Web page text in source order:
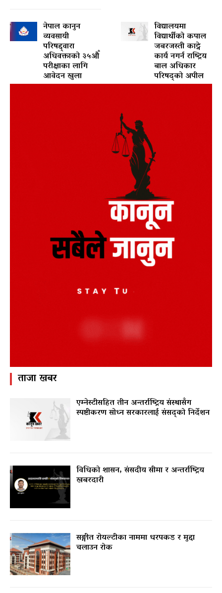
नेपाल कानुन
व्यवसायी
परिषद्द्वारा
अधिवक्ताको ३५औँ
परीक्षाका लागि
आवेदन खुला
विद्यालयमा
विद्यार्थीको कपाल
जबरजस्ती काट्ने
कार्य नगर्न राष्ट्रिय
बाल अधिकार
परिषद्को अपील
ताजा खबर
एम्नेस्टीसहित तीन अन्तर्राष्ट्रिय संस्थासँग
स्पष्टीकरण सोध्न सरकारलाई संसद्को निर्देशन
विधिको शासन, संसदीय सीमा र अन्तर्राष्ट्रिय
खबरदारी
सङ्गीत रोयल्टीका नाममा धरपकड र मुद्दा
चलाउन रोक